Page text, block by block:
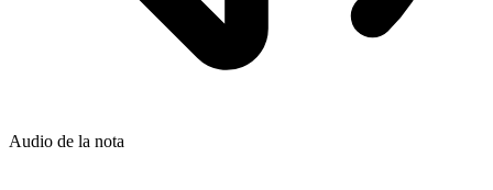
Audio de la nota